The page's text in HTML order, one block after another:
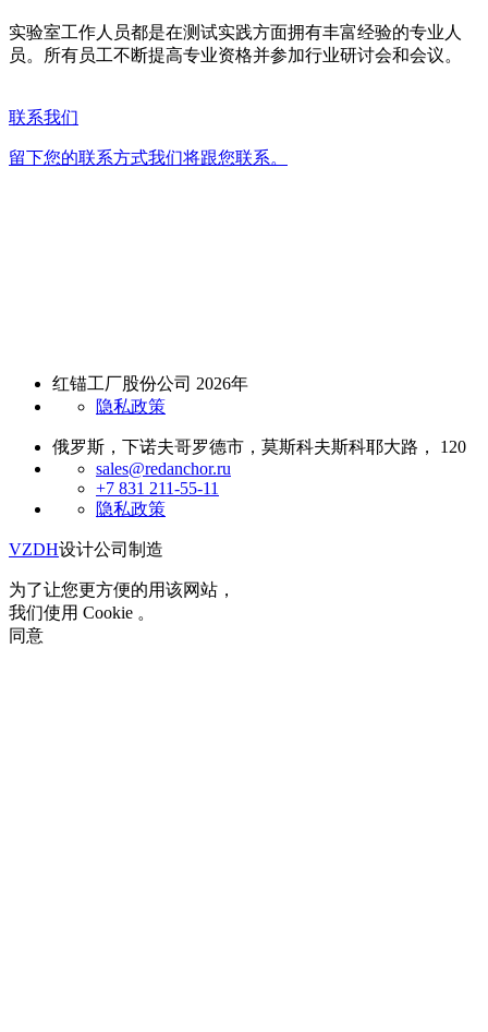
实验室工作人员都是在测试实践方面拥有丰富经验的专业人
员。所有员工不断提高专业资格并参加行业研讨会和会议。
联系我们
留下您的联系方式我们将跟您联系。
红锚工厂股份公司 2026年
隐私政策
俄罗斯，下诺夫哥罗德市，莫斯科夫斯科耶大路， 120
sales@redanchor.ru
+7 831 211-55-11
隐私政策
VZDH设计公司制造
为了让您更方便的用该网站，
我们使用 Cookie 。
同意